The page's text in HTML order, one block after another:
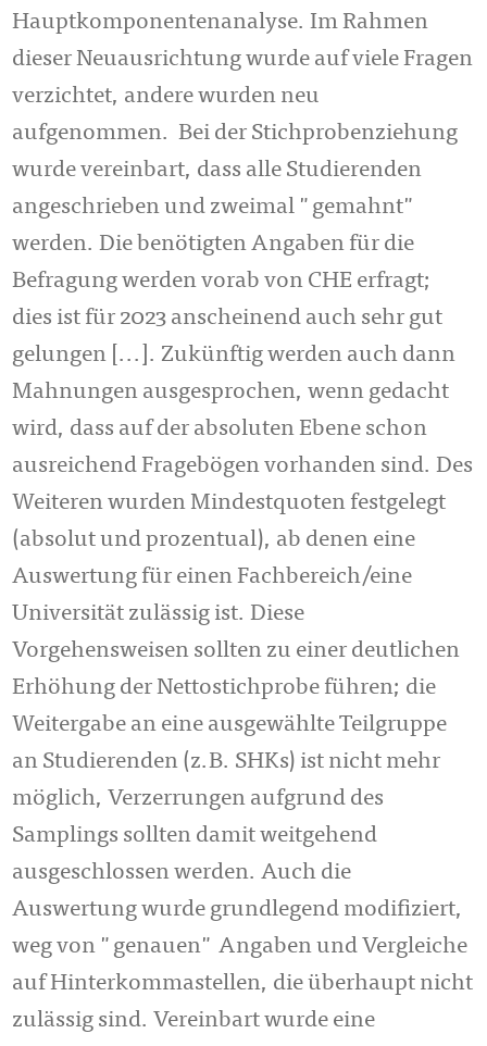
Hauptkomponentenanalyse. Im Rahmen
dieser Neuausrichtung wurde auf viele Fragen
verzichtet, andere wurden neu
aufgenommen. Bei der Stichprobenziehung
wurde vereinbart, dass alle Studierenden
angeschrieben und zweimal "gemahnt"
werden. Die benötigten Angaben für die
Befragung werden vorab von CHE erfragt;
dies ist für 2023 anscheinend auch sehr gut
gelungen [...]. Zukünftig werden auch dann
Mahnungen ausgesprochen, wenn gedacht
wird, dass auf der absoluten Ebene schon
ausreichend Fragebögen vorhanden sind. Des
Weiteren wurden Mindestquoten festgelegt
(absolut und prozentual), ab denen eine
Auswertung für einen Fachbereich/eine
Universität zulässig ist. Diese
Vorgehensweisen sollten zu einer deutlichen
Erhöhung der Nettostichprobe führen; die
Weitergabe an eine ausgewählte Teilgruppe
an Studierenden (z.B. SHKs) ist nicht mehr
möglich, Verzerrungen aufgrund des
Samplings sollten damit weitgehend
ausgeschlossen werden. Auch die
Auswertung wurde grundlegend modifiziert,
weg von "genauen" Angaben und Vergleiche
auf Hinterkommastellen, die überhaupt nicht
zulässig sind. Vereinbart wurde eine